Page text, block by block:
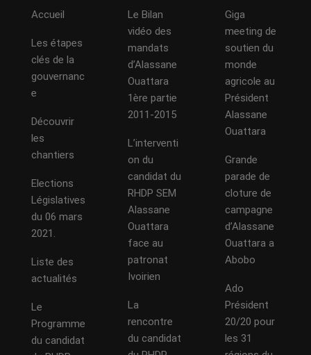
Accueil
Les étapes
clés de la
gouvernanc
e
Découvrir
les
chantiers
Elections
Législatives
du 06 mars
2021.
Liste des
actualités
Le
Programme
du candidat
Le Bilan
vidéo des
mandats
d’Alassane
Ouattara
1ère partie
2011-2015
L’interventi
on du
candidat du
RHDP SEM
Alassane
Ouattara
face au
patronat
Ivoirien
La
rencontre
du candidat
Giga
meeting de
soutien du
monde
agricole au
Président
Alassane
Ouattara
Grande
parade de
cloture de
campagne
d’Alassane
Ouattara a
Abobo
Ado
Président
20/20 pour
les 31